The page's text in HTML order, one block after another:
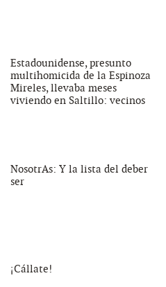
Estadounidense, presunto
multihomicida de la Espinoza
Mireles, llevaba meses
viviendo en Saltillo: vecinos
NosotrAs: Y la lista del deber
ser
¡Cállate!